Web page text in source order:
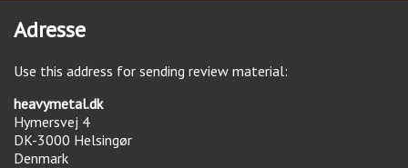
Adresse
Use this address for sending review material:
heavymetal.dk
Hymersvej 4
DK-3000 Helsingør
Denmark